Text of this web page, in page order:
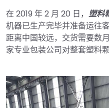
在 2019 年 2 月 20 日， 塑料
机器已生产完毕并准备运往
距离中国较远，交货需要数
家专业包装公司对整套塑料